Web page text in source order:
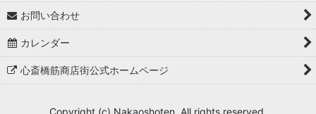
お問い合わせ
カレンダー
心斎橋筋商店街公式ホームページ
Copyright (c) Nakaoshoten. All rights reserved.